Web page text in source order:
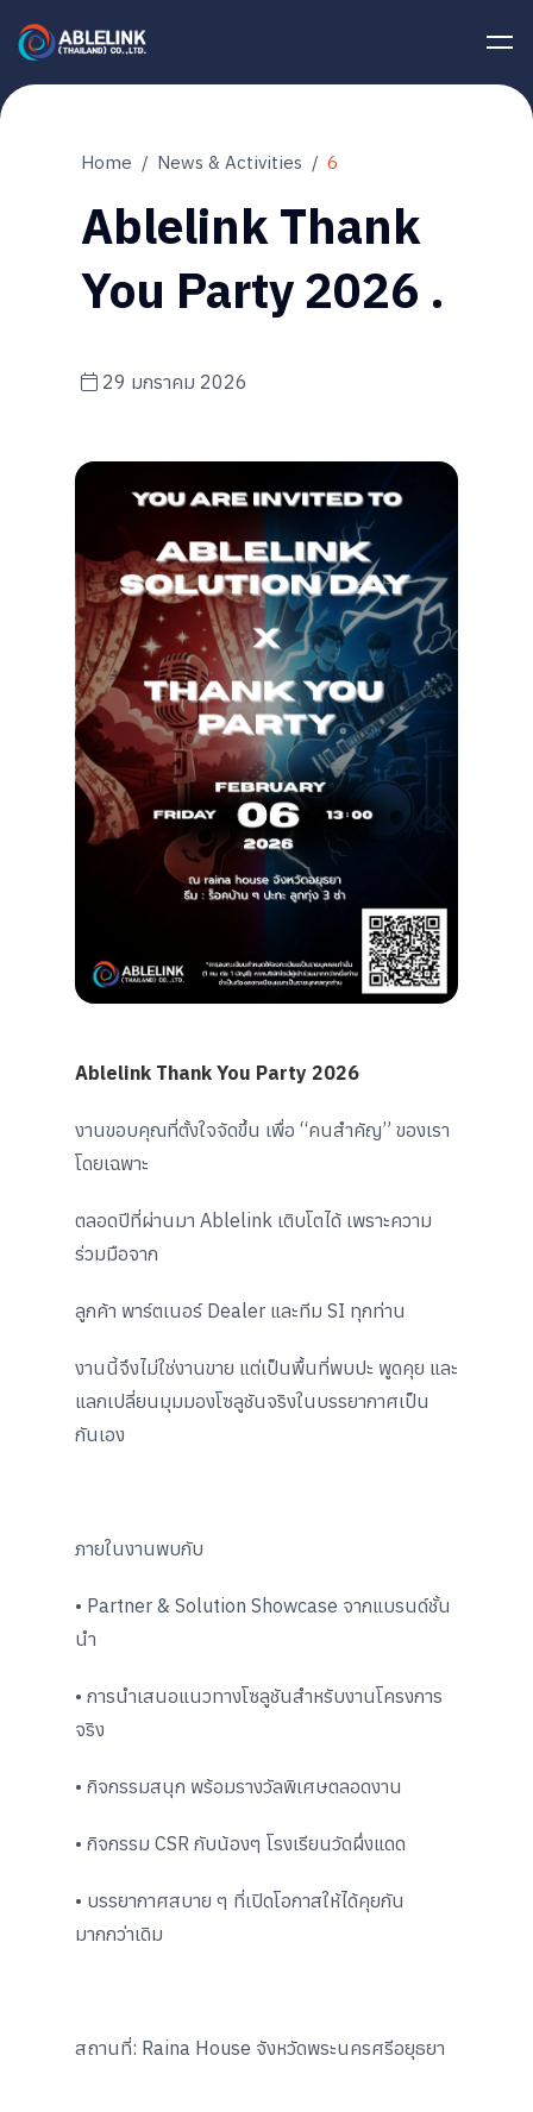
Home News & Activities 6
Ablelink Thank
You Party 2026 .
29 มกราคม 2026
Ablelink Thank You Party 2026
งานขอบคุณที่ตั้งใจจัดขึ้น เพื่อ “คนสำคัญ” ของเรา
โดยเฉพาะ
ตลอดปีที่ผ่านมา Ablelink เติบโตได้ เพราะความ
ร่วมมือจาก
ลูกค้า พาร์ตเนอร์ Dealer และทีม SI ทุกท่าน
งานนี้จึงไม่ใช่งานขาย แต่เป็นพื้นที่พบปะ พูดคุย และ
แลกเปลี่ยนมุมมองโซลูชันจริงในบรรยากาศเป็น
กันเอง
ภายในงานพบกับ
• Partner & Solution Showcase จากแบรนด์ชั้น
นำ
• การนำเสนอแนวทางโซลูชันสำหรับงานโครงการ
จริง
• กิจกรรมสนุก พร้อมรางวัลพิเศษตลอดงาน
• กิจกรรม CSR กับน้องๆ โรงเรียนวัดผึ่งแดด
• บรรยากาศสบาย ๆ ที่เปิดโอกาสให้ได้คุยกัน
มากกว่าเดิม
สถานที่: Raina House จังหวัดพระนครศรีอยุธยา